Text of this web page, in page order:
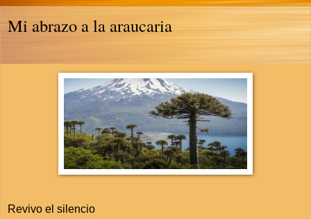
Mi abrazo a la araucaria
Revivo el silencio